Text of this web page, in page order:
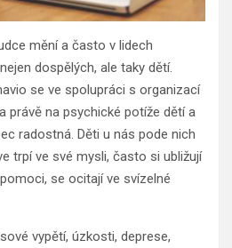
mění a často v lidech
dospělých, ale taky dětí.
se ve spolupráci s organizací
právě na psychické potíže dětí a
radostná. Děti u nás pode nich
trpí ve své mysli, často si ubližují
se ocitají ve svízelné
vypětí, úzkosti, deprese,